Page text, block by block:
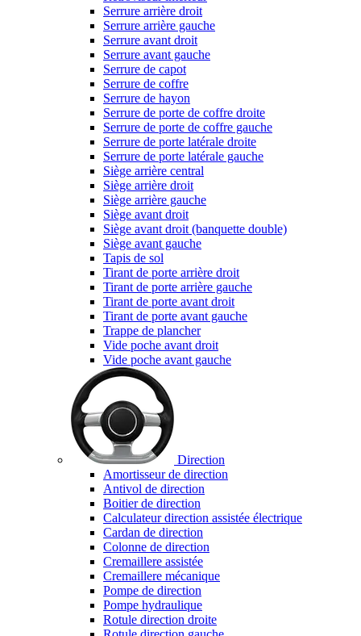
Serrure arrière droit
Serrure arrière gauche
Serrure avant droit
Serrure avant gauche
Serrure de capot
Serrure de coffre
Serrure de hayon
Serrure de porte de coffre droite
Serrure de porte de coffre gauche
Serrure de porte latérale droite
Serrure de porte latérale gauche
Siège arrière central
Siège arrière droit
Siège arrière gauche
Siège avant droit
Siège avant droit (banquette double)
Siège avant gauche
Tapis de sol
Tirant de porte arrière droit
Tirant de porte arrière gauche
Tirant de porte avant droit
Tirant de porte avant gauche
Trappe de plancher
Vide poche avant droit
Vide poche avant gauche
Direction
Amortisseur de direction
Antivol de direction
Boitier de direction
Calculateur direction assistée électrique
Cardan de direction
Colonne de direction
Cremaillere assistée
Cremaillere mécanique
Pompe de direction
Pompe hydraulique
Rotule direction droite